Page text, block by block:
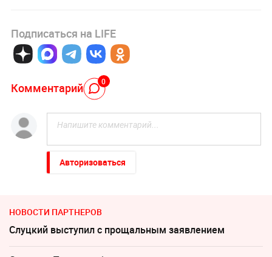
Подписаться на LIFE
Комментарий 0
Авторизоваться
НОВОСТИ ПАРТНЕРОВ
Слуцкий выступил с прощальным заявлением